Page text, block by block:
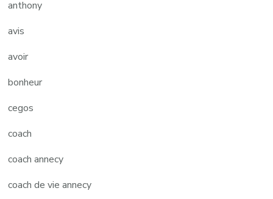
anthony
avis
avoir
bonheur
cegos
coach
coach annecy
coach de vie annecy